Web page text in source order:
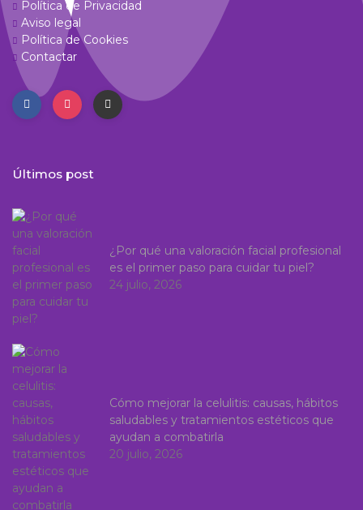
Política de Privacidad
Aviso legal
Política de Cookies
Contactar
Últimos post
¿Por qué una valoración facial profesional
es el primer paso para cuidar tu piel?
24 julio, 2026
Cómo mejorar la celulitis: causas, hábitos
saludables y tratamientos estéticos que
ayudan a combatirla
20 julio, 2026